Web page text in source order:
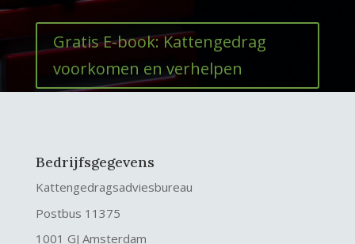
Gratis E-book: Kattengedrag
voorkomen en verhelpen
Bedrijfsgegevens
Kattengedragsadviesbureau
Postbus 11375
1001 GJ Amsterdam